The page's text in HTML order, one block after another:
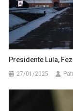
Presidente Lula,
27/01/2025